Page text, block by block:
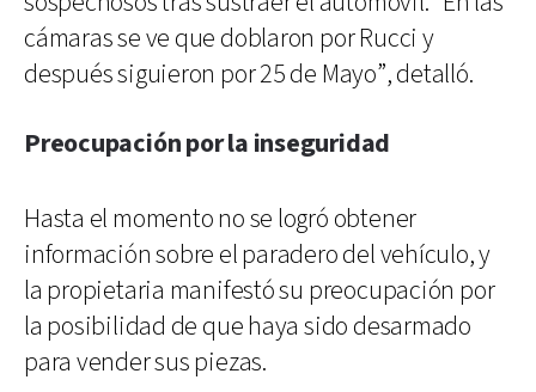
cámaras se ve que doblaron por Rucci y
después siguieron por 25 de Mayo”, detalló.
Preocupación por la inseguridad
Hasta el momento no se logró obtener
información sobre el paradero del vehículo, y
la propietaria manifestó su preocupación por
la posibilidad de que haya sido desarmado
para vender sus piezas.